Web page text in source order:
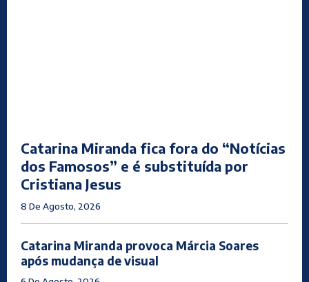
Catarina Miranda fica fora do “Notícias
dos Famosos” e é substituída por
Cristiana Jesus
8 De Agosto, 2026
Catarina Miranda provoca Márcia Soares
após mudança de visual